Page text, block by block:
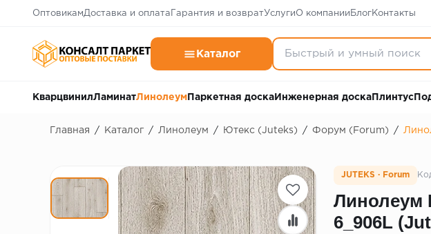
ОптовикамДоставка и оплата Гарантия и возвратУслугиО компании БлогКонтакты
Каталог
КварцвинилЛаминатЛинолеум Паркетная доска Инженерная доска Плинтус
Главная / Каталог / Линолеум / Ютекс (Juteks) / Форум (Forum) /
JUTEKS · Forum
Линолеум
6_906L